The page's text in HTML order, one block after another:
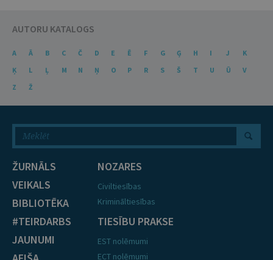
AUTORU KATALOGS
A Ā B C Č D E Ē F G Ģ H I J
K
Ķ
L Ļ M N Ņ O P R S Š T U Ū
V
Z
Ž
ŽURNĀLS
VEIKALS
BIBLIOTĒKA
#TEIRDARBS
JAUNUMI
NOZARES
Civiltiesības
Krimināltiesības
TIESĪBU PRAKSE
EST nolēmumi
ECT nolēmumi